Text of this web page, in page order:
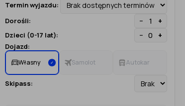
Termin wyjazdu:
Dorośli:
− +
Dzieci (0-17 lat): − +
Dojazd:
Własny ✓ Samolot Autokar
Skipass: